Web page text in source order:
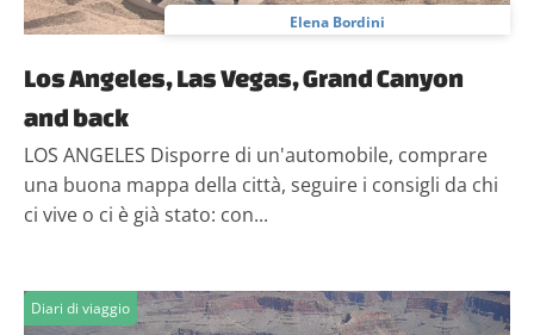
Elena Bordini
Los Angeles, Las Vegas, Grand Canyon
and back
LOS ANGELES Disporre di un'automobile, comprare
una buona mappa della città, seguire i consigli da chi
ci vive o ci è già stato: con...
Diari di viaggio